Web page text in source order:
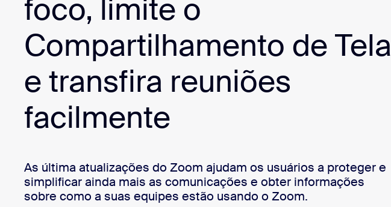
Zoom AI
Desenvolvedores
Aplicativos e integrações
Contact Center
Bonsai
Instalar no computador Entre em contato
foco, limite o
Compartilhamento de Tela
e transfira reuniões
facilmente
As última atualizações do Zoom ajudam os usuários a proteger e
simplificar ainda mais as comunicações e obter informações
sobre como a suas equipes estão usando o Zoom.